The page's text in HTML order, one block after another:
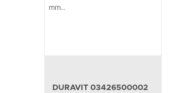
DURAVIT 03426500002